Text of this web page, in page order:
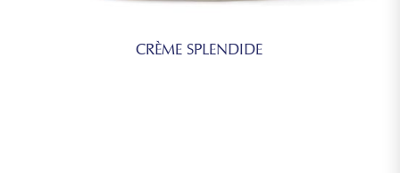
CRÈME SPLENDIDE